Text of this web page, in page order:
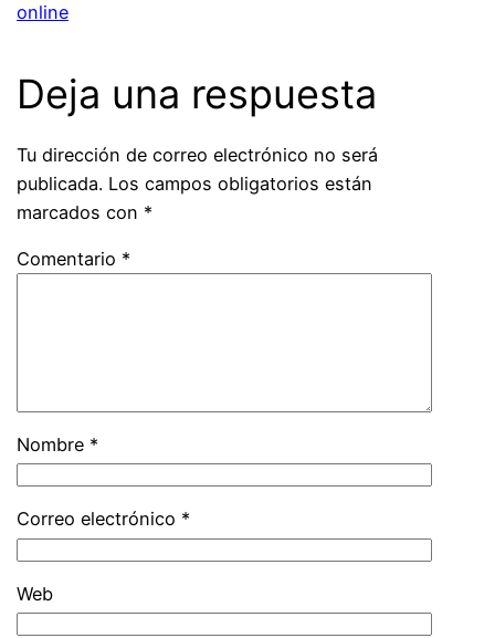
online
Deja una respuesta
Tu dirección de correo electrónico no será
publicada. Los campos obligatorios están
marcados con *
Comentario *
Nombre *
Correo electrónico *
Web